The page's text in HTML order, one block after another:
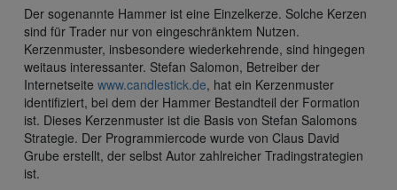
Der sogenannte Hammer ist eine Einzelkerze. Solche Kerzen
sind für Trader nur von eingeschränktem Nutzen.
Kerzenmuster, insbesondere wiederkehrende, sind hingegen
weitaus interessanter. Stefan Salomon, Betreiber der
Internetseite www.candlestick.de, hat ein Kerzenmuster
identifiziert, bei dem der Hammer Bestandteil der Formation
ist. Dieses Kerzenmuster ist die Basis von Stefan Salomons
Strategie. Der Programmiercode wurde von Claus David
Grube erstellt, der selbst Autor zahlreicher Tradingstrategien
ist.